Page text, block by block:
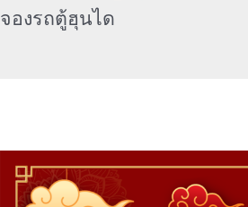
จองรถตู้ฮุนได